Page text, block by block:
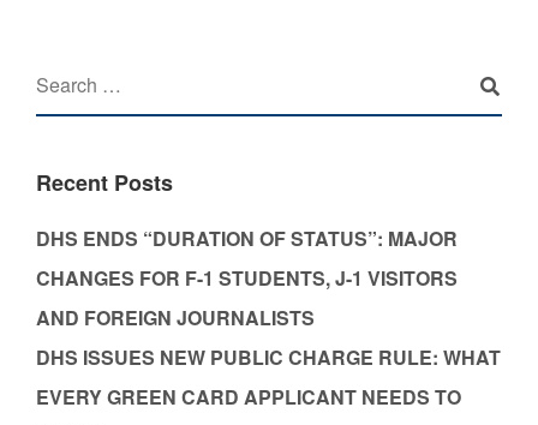
Recent Posts
DHS ENDS “DURATION OF STATUS”: MAJOR
CHANGES FOR F-1 STUDENTS, J-1 VISITORS
AND FOREIGN JOURNALISTS
DHS ISSUES NEW PUBLIC CHARGE RULE: WHAT
EVERY GREEN CARD APPLICANT NEEDS TO